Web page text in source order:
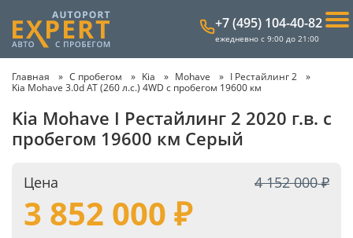
+7 (495) 104-40-82
ежедневно с 9:00 до 21:00
Главная С пробегом Kia Mohave
I Рестайлинг 2
Kia Mohave 3.0d AT (260 л.с.) 4WD с пробегом 19600 км
Kia Mohave I Рестайлинг 2 2020 г.в. с
пробегом 19600 км Серый
Цена 4 152 000
3 852 000